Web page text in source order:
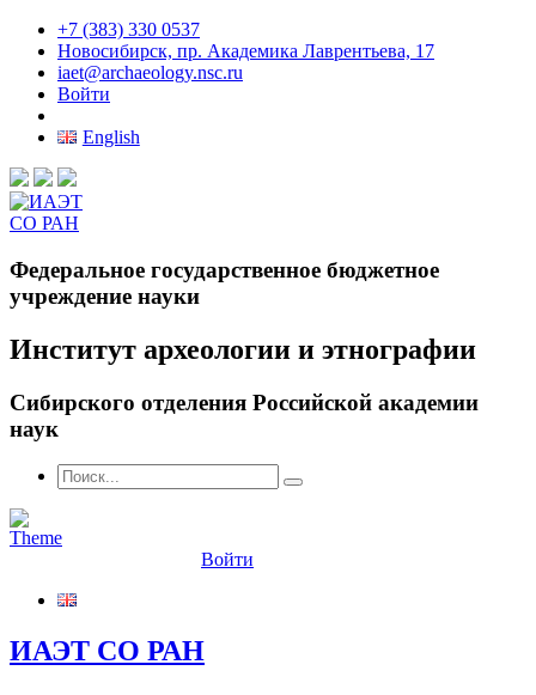
+7 (383) 330 0537
Новосибирск, пр. Академика Лаврентьева, 17
iaet@archaeology.nsc.ru
Войти
English
Федеральное государственное бюджетное
учреждение науки
Институт археологии и этнографии
Сибирского отделения Российской академии
наук
Войти
ИАЭТ СО РАН